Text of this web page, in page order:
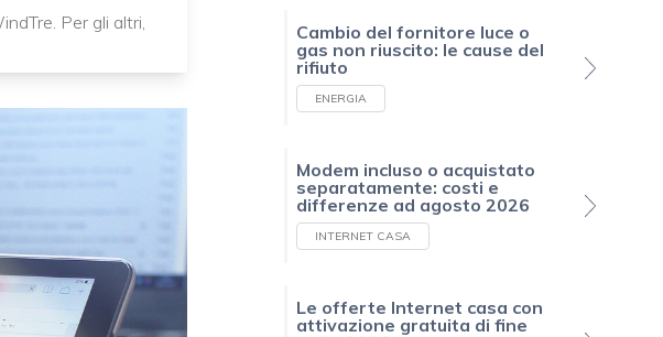
Per gli altri,
Cambio del fornitore luce o
gas non riuscito: le cause del
rifiuto
ENERGIA
Modem incluso o acquistato
separatamente: costi e
differenze ad agosto 2026
INTERNET CASA
Le offerte Internet casa con
attivazione gratuita di fine